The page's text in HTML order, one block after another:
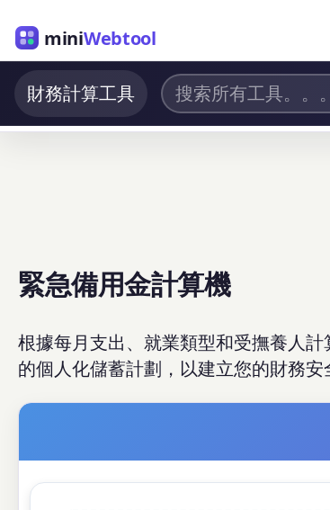
miniWebtool
財務計算工具
緊急備用金計算機
根據每月支出、就業類型和受撫養人
的個人化儲蓄計劃，以建立您的財務安